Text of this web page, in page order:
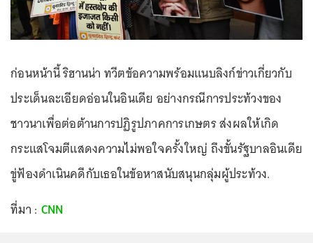
ก่อนหน้านี้ ริฮานน่า ทวีตข้อความพร้อมแนบลิงก์ข่าวเกี่ยวกับ
ประเด็นละเอียดอ่อนในอินเดีย อย่างกรณีการประท้วงของ
ชาวนาเพื่อต่อต้านการปฏิรูปภาคการเกษตร ส่งผลให้เกิด
กระแสโจมตีแสดงความไม่พอใจครั้งใหญ่ ถึงขั้นรัฐบาลอินเดีย
ขู่ฟ้องดำเนินคดีกับเธอในข้อหาสนับสนุนกลุ่มผู้ประท้วง.
ที่มา : CNN